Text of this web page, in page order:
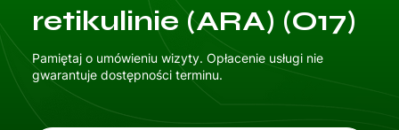
retikulinie (ARA) (O17)
Pamiętaj o umówieniu wizyty. Opłacenie usługi nie
gwarantuje dostępności terminu.